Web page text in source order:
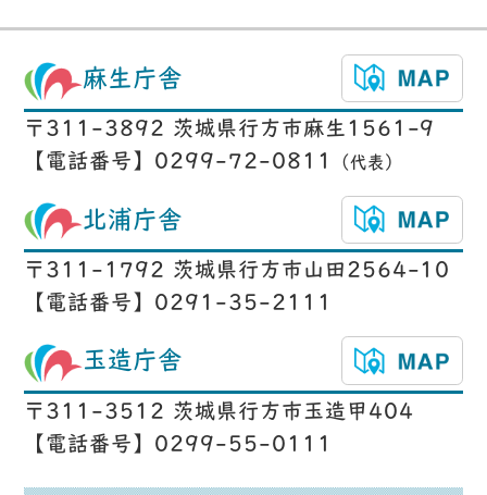
麻生庁舎
〒311-3892 茨城県行方市麻生1561-9
【電話番号】0299-72-0811
（代表）
北浦庁舎
〒311-1792 茨城県行方市山田2564-10
【電話番号】0291-35-2111
玉造庁舎
〒311-3512 茨城県行方市玉造甲404
【電話番号】0299-55-0111